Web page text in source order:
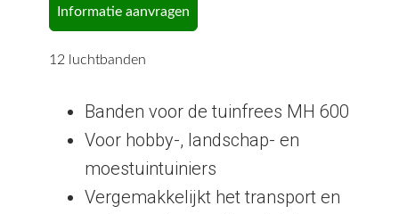
Informatie aanvragen
12 luchtbanden
Banden voor de tuinfrees MH 600
Voor hobby-, landschap- en
moestuintuiniers
Vergemakkelijkt het transport en